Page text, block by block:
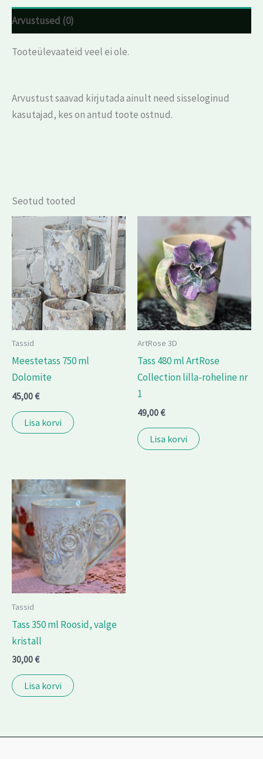
Arvustused (0)
Tooteülevaateid veel ei ole.
Arvustust saavad kirjutada ainult need sisseloginud
kasutajad, kes on antud toote ostnud.
Seotud tooted
Tassid
Meestetass 750 ml
Dolomite
45,00€
Lisa korvi
ArtRose 3D
Tass 480 ml ArtRose
Collection lilla-roheline nr
1
49,00€
Lisa korvi
Tassid
Tass 350 ml Roosid, valge
kristall
30,00€
Lisa korvi